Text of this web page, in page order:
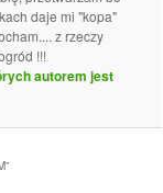
daje mi "kopa"
z rzeczy
!!!
autorem jest
”